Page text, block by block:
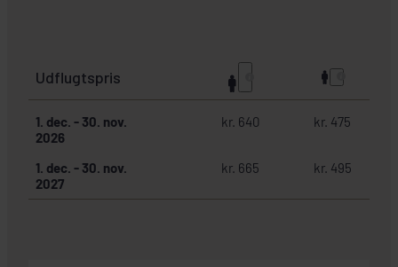
Udflugtspris
1. dec. - 30. nov.
2026
kr. 640 kr. 475
1. dec. - 30. nov.
2027
kr. 665 kr. 495